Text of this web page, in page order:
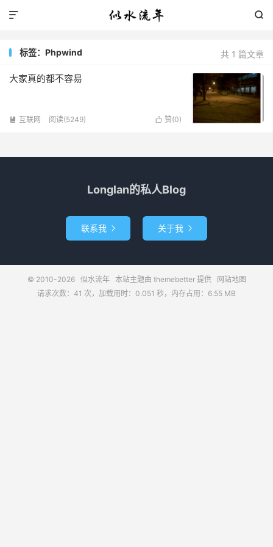


共 1 篇文章
标签：Phpwind
大家真的都不容易
 赞(0)
 互联网 阅读(5249)
Longlan的私人Blog
联系我  关于我 
© 2010-2026 似水流年本站主题由 themebetter提供
网站地图
请求次数：41 次，加载用时：0.051 秒，内存占用：6.55 MB